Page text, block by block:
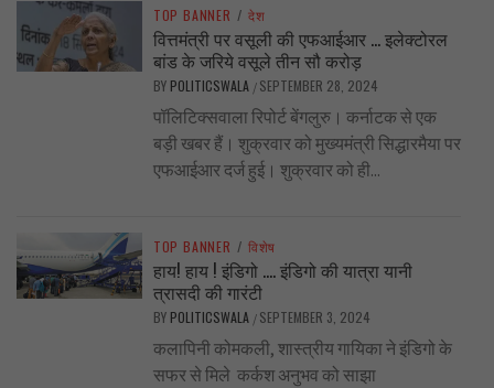
TOP BANNER / देश
वित्तमंत्री पर वसूली की एफआईआर … इलेक्टोरल
बांड के जरिये वसूले तीन सौ करोड़
BY POLITICSWALA / SEPTEMBER 28, 2024
पॉलिटिक्सवाला रिपोर्ट बेंगलुरु। कर्नाटक से एक
बड़ी खबर हैं। शुक्रवार को मुख्यमंत्री सिद्धारमैया पर
एफआईआर दर्ज हुई। शुक्रवार को ही...
TOP BANNER / विशेष
हाय! हाय ! इंडिगो …. इंडिगो की यात्रा यानी
त्रासदी की गारंटी
BY POLITICSWALA / SEPTEMBER 3, 2024
कलापिनी कोमकली, शास्त्रीय गायिका ने इंडिगो के
सफर से मिले कर्कश अनुभव को साझा